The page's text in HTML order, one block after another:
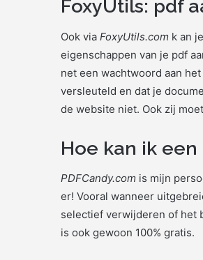
FoxyUtils: pdf
Ook via FoxyUtils.com k an
eigenschappen van je pdf
net een wachtwoord aan
versleuteld en dat je
de website niet. Ook zij
Hoe kan ik
PDFCandy.com is mijn
er! Vooral wanneer
selectief verwijderen of het
is ook gewoon 100% gratis.